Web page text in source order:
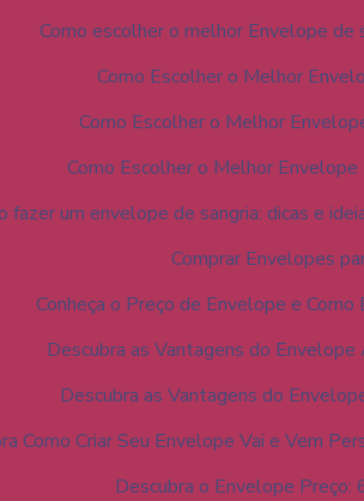
Como escolher o melhor Envelope de
Como Escolher o Melhor
Como Escolher o Melhor
Como Escolher o Melhor
fazer um envelope de sangria: dicas e
Comprar Envelopes
Conheça o Preço de Envelope e
Descubra as Vantagens do
Descubra as Vantagens do
Como Criar Seu Envelope Vai e Vem
Descubra o Envelope Preço: